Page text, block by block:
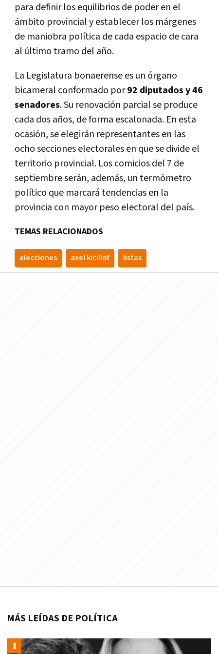
para definir los equilibrios de poder en el
ámbito provincial y establecer los márgenes
de maniobra política de cada espacio de cara
al último tramo del año.
La Legislatura bonaerense es un órgano
bicameral conformado por92 diputados y 46
senadores. Su renovación parcial se produce
cada dos años, de forma escalonada. En esta
ocasión, se elegirán representantes en las
ocho secciones electorales en que se divide el
territorio provincial. Los comicios del 7 de
septiembre serán, además, un termómetro
político que marcará tendencias en la
provincia con mayor peso electoral del país.
TEMAS RELACIONADOS
elecciones axel kicillof listas
MÁS LEÍDAS DE POLÍTICA